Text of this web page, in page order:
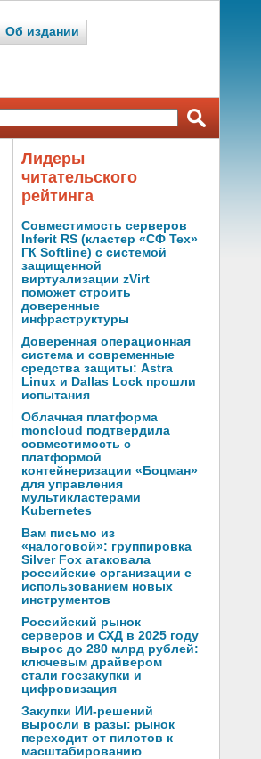
Об издании
Лидеры
читательского
рейтинга
Совместимость серверов
Inferit RS (кластер «СФ Тех»
ГК Softline) с системой
защищенной
виртуализации zVirt
поможет строить
доверенные
инфраструктуры
Доверенная операционная
система и современные
средства защиты: Astra
Linux и Dallas Lock прошли
испытания
Облачная платформа
moncloud подтвердила
совместимость с
платформой
контейнеризации «Боцман»
для управления
мультикластерами
Kubernetes
Вам письмо из
«налоговой»: группировка
Silver Fox атаковала
российские организации с
использованием новых
инструментов
Российский рынок
серверов и СХД в 2025 году
вырос до 280 млрд рублей:
ключевым драйвером
стали госзакупки и
цифровизация
Закупки ИИ-решений
выросли в разы: рынок
переходит от пилотов к
масштабированию